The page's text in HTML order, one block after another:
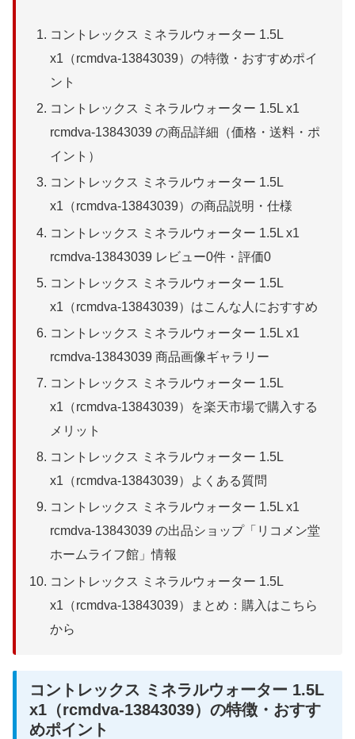
コントレックス ミネラルウォーター 1.5L
x1（rcmdva-13843039）の特徴・おすすめポイ
ント
コントレックス ミネラルウォーター 1.5L x1
rcmdva-13843039 の商品詳細（価格・送料・ポ
イント）
コントレックス ミネラルウォーター 1.5L
x1（rcmdva-13843039）の商品説明・仕様
コントレックス ミネラルウォーター 1.5L x1
rcmdva-13843039 レビュー0件・評価0
コントレックス ミネラルウォーター 1.5L
x1（rcmdva-13843039）はこんな人におすすめ
コントレックス ミネラルウォーター 1.5L x1
rcmdva-13843039 商品画像ギャラリー
コントレックス ミネラルウォーター 1.5L
x1（rcmdva-13843039）を楽天市場で購入する
メリット
コントレックス ミネラルウォーター 1.5L
x1（rcmdva-13843039）よくある質問
コントレックス ミネラルウォーター 1.5L x1
rcmdva-13843039 の出品ショップ「リコメン堂
ホームライフ館」情報
コントレックス ミネラルウォーター 1.5L
x1（rcmdva-13843039）まとめ：購入はこちら
から
コントレックス ミネラルウォーター 1.5L
x1（rcmdva-13843039）の特徴・おすす
めポイント